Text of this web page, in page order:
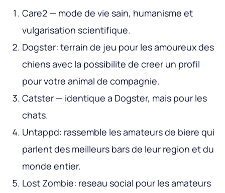
Care2 — mode de vie sain, humanisme et
vulgarisation scientifique.
Dogster: terrain de jeu pour les amoureux des
chiens avec la possibilite de creer un profil
pour votre animal de compagnie.
Catster — identique a Dogster, mais pour les
chats.
Untappd: rassemble les amateurs de biere qui
parlent des meilleurs bars de leur region et du
monde entier.
Lost Zombie: reseau social pour les amateurs